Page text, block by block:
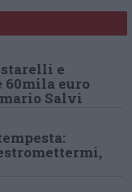
e
60mila euro
Salvi